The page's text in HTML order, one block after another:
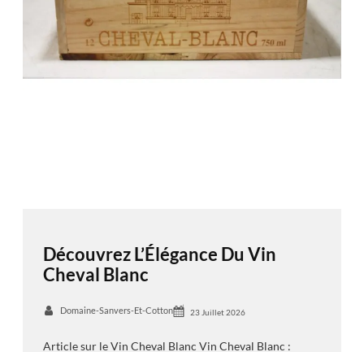
Découvrez L’Élégance Du Vin
Cheval Blanc
Domaine-Sanvers-Et-Cotton 23 Juillet 2026
Article sur le Vin Cheval Blanc Vin Cheval Blanc :